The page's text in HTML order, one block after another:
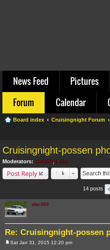
News Feed Pictures
Forum
Calendar
Board index Cruisingnight Forum
Cruisingnight-possen
Moderators: sbc350 Luke
Post Reply
14 posts
sbc350
Re: Cruisingnight-possen
Sat Jan 31, 2015 12:20 pm